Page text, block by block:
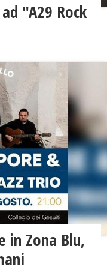
"A29 Rock
in Zona Blu,